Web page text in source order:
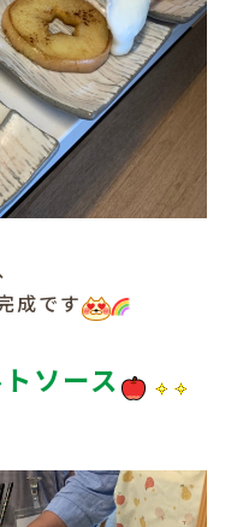
成です
ソース